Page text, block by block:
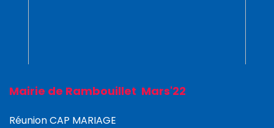
Mairie de Rambouillet Mars'22
Réunion CAP MARIAGE